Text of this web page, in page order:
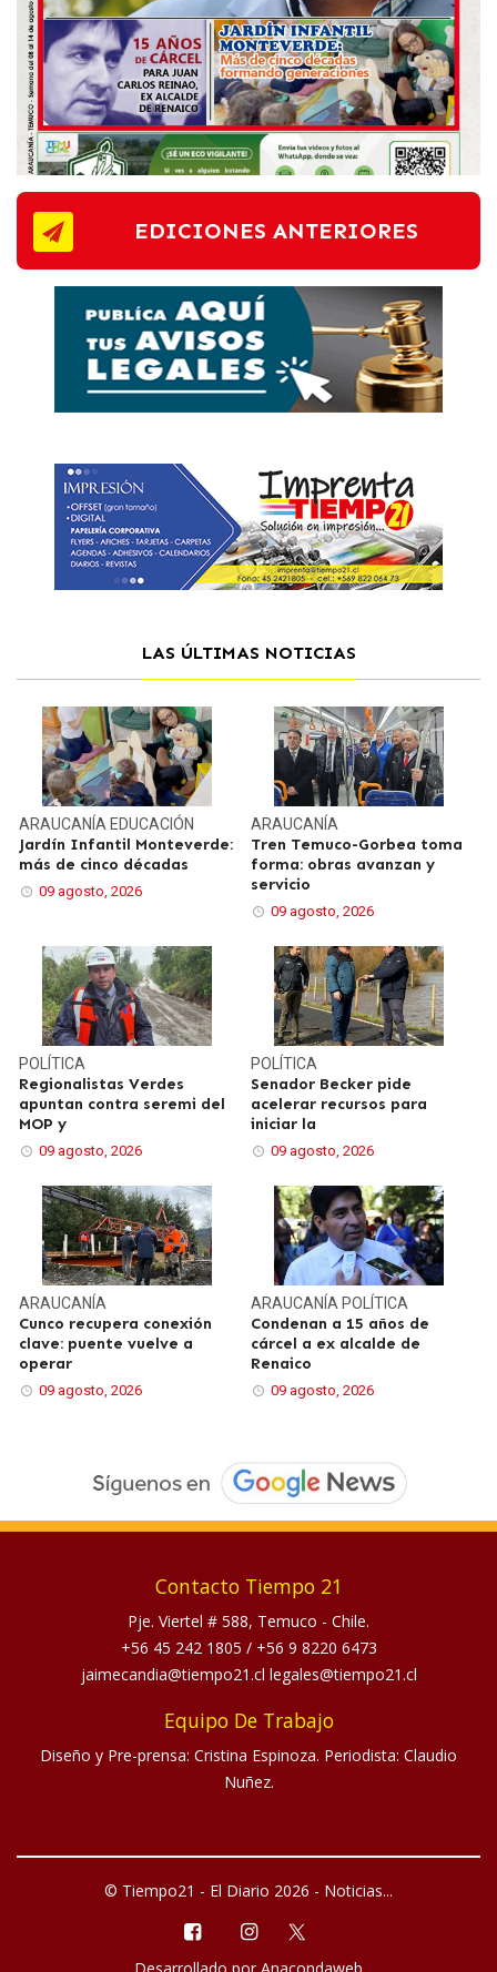
EDICIONES ANTERIORES
LAS ÚLTIMAS NOTICIAS
ARAUCANÍA EDUCACIÓN
Jardín Infantil Monteverde:
más de cinco décadas
09 agosto, 2026
ARAUCANÍA
Tren Temuco-Gorbea toma
forma: obras avanzan y
servicio
09 agosto, 2026
POLÍTICA
Regionalistas Verdes
apuntan contra seremi del
MOP y
09 agosto, 2026
POLÍTICA
Senador Becker pide
acelerar recursos para
iniciar la
09 agosto, 2026
ARAUCANÍA
Cunco recupera conexión
clave: puente vuelve a
operar
09 agosto, 2026
ARAUCANÍA POLÍTICA
Condenan a 15 años de
cárcel a ex alcalde de
Renaico
09 agosto, 2026
Contacto Tiempo 21
Pje. Viertel # 588, Temuco - Chile.
+56 45 242 1805 / +56 9 8220 6473
jaimecandia@tiempo21.cl legales@tiempo21.cl
Equipo De Trabajo
Diseño y Pre-prensa: Cristina Espinoza. Periodista: Claudio
Nuñez.
© Tiempo21 - El Diario 2026 - Noticias...
Desarrollado por Anacondaweb